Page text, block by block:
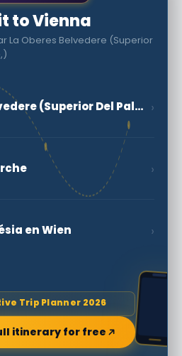
to Vienna
La Oberes Belvedere (Superior
La Oberes Belvedere (Superior Del Palau De Belvedere,) ›
›
en Wien ›
Trip Planner 2026
itinerary for free